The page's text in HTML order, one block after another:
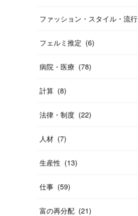
ファッション・スタイル・流行
フェルミ推定 (6)
病院・医療 (78)
計算 (8)
法律・制度 (22)
人材 (7)
生産性 (13)
仕事 (59)
富の再分配 (21)